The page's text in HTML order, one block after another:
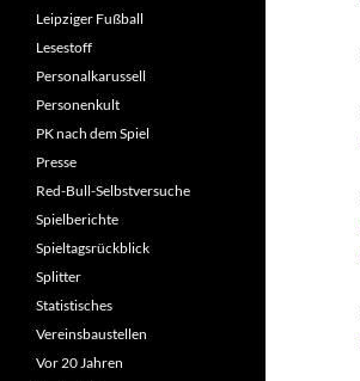
Leipziger Fußball
Lesestoff
Personalkarussell
Personenkult
PK nach dem Spiel
Presse
Red-Bull-Selbstversuche
Spielberichte
Spieltagsrückblick
Splitter
Statistisches
Vereinsbaustellen
Vor 20 Jahren